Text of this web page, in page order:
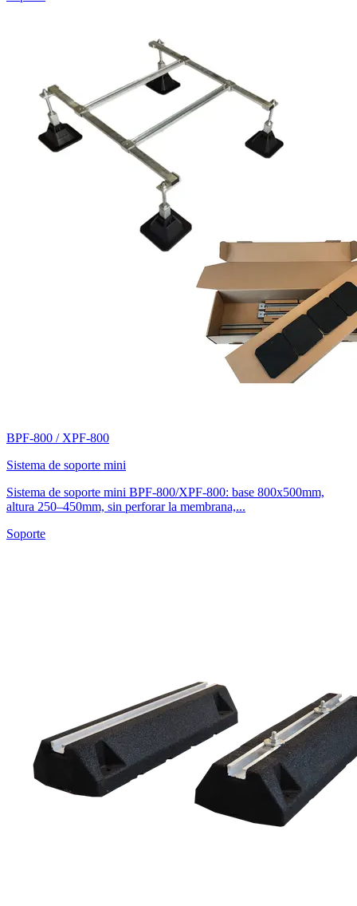
BPF-800 / XPF-800
Sistema de soporte mini
Sistema de soporte mini BPF-800/XPF-800: base 800x500mm,
altura 250–450mm, sin perforar la membrana,...
Soporte